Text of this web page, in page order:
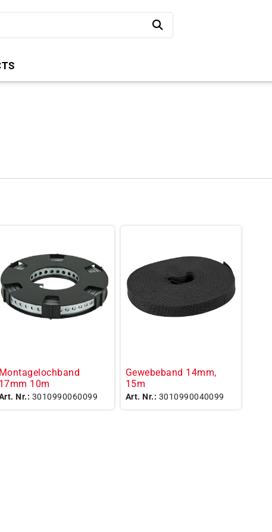
Montagelochband
17mm 10m
Nr.: 3010990060099
Gewebeband 14mm,
15m
Art. Nr.: 3010990040099